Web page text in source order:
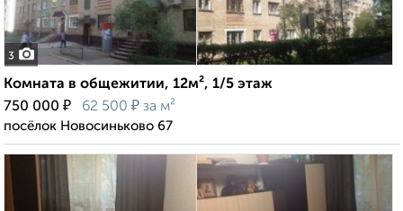
3
Комната в общежитии, 12м², 1/5 этаж
750 000 ₽ 62 500 ₽ за м²
посёлок Новосиньково 67